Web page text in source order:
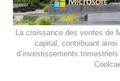
La croissance des ventes de
capital, contribuant
d’investissements